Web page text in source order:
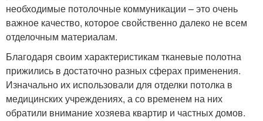
необходимые потолочные коммуникации – это очень
важное качество, которое свойственно далеко не всем
отделочным материалам.
Благодаря своим характеристикам тканевые полотна
прижились в достаточно разных сферах применения.
Изначально их использовали для отделки потолка в
медицинских учреждениях, а со временем на них
обратили внимание хозяева квартир и частных домов.